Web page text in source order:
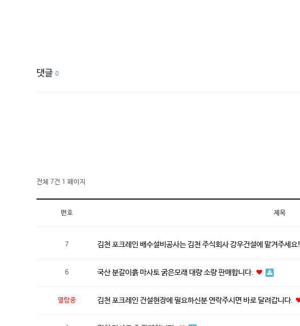
댓글 0
전체 7건 1 페이지
번호 제목
7 김천 포크레인 배수설비공사는 김천 주식회사 강우건설에 맡겨주세요!
6 국산 분갈이흙 마사토 굵은모래 대량 소량 판매합니다.
열람중 김천 포크레인 건설현장에 필요하신분 연락주시면 바로 달려갑니다.